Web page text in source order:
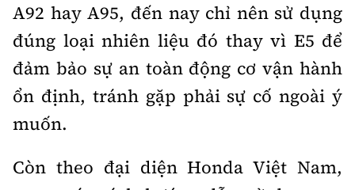
A92 hay A95, đến nay chỉ nên sử dụng
đúng loại nhiên liệu đó thay vì E5 để
đảm bảo sự an toàn động cơ vận hành
ổn định, tránh gặp phải sự cố ngoài ý
muốn.
Còn theo đại diện Honda Việt Nam,